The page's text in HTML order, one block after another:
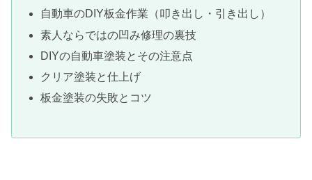
自動車のDIY板金作業（叩き出し・引き出し）
素人ならではの凹み修理の裏技
DIYの自動車塗装とその注意点
クリア塗装と仕上げ
板金塗装の失敗とコツ